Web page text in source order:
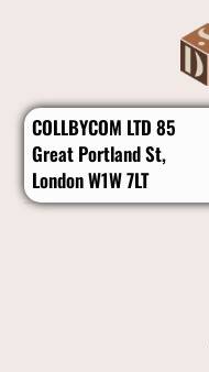
COLLBYCOM LTD 85
Great Portland St,
London W1W 7LT